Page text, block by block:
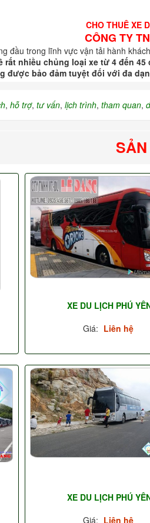
CHO THUÊ XE
CÔNG TY
đầu trong lĩnh vực vận tải hành
rất nhiều chủng loại xe từ 4 đến
được bảo đảm tuyệt đối với đa
, hỗ trợ, tư vấn, lịch trình, tham quan,
XE DU LỊCH PHÚ
Giá: Liên hệ
XE DU LỊCH PHÚ
Giá: Liên hệ